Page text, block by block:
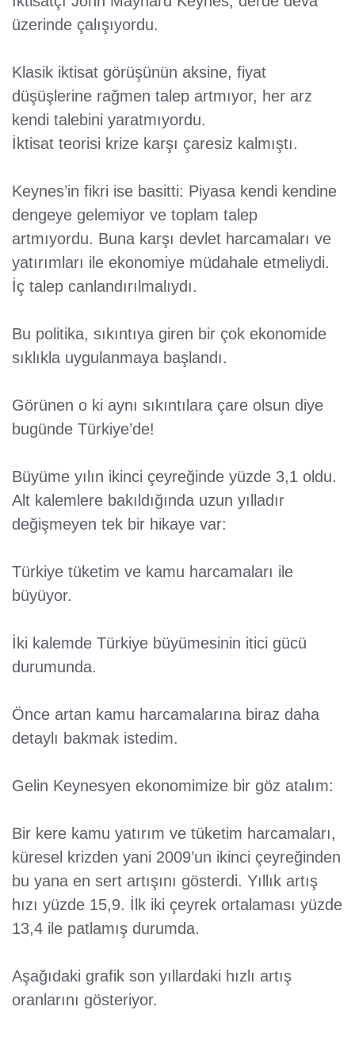
üzerinde çalışıyordu.
Klasik iktisat görüşünün aksine, fiyat
düşüşlerine rağmen talep artmıyor, her arz
kendi talebini yaratmıyordu.
İktisat teorisi krize karşı çaresiz kalmıştı.
Keynes’in fikri ise basitti: Piyasa kendi kendine
dengeye gelemiyor ve toplam talep
artmıyordu. Buna karşı devlet harcamaları ve
yatırımları ile ekonomiye müdahale etmeliydi.
İç talep canlandırılmalıydı.
Bu politika, sıkıntıya giren bir çok ekonomide
sıklıkla uygulanmaya başlandı.
Görünen o ki aynı sıkıntılara çare olsun diye
bugünde Türkiye’de!
Büyüme yılın ikinci çeyreğinde yüzde 3,1 oldu.
Alt kalemlere bakıldığında uzun yılladır
değişmeyen tek bir hikaye var:
Türkiye tüketim ve kamu harcamaları ile
büyüyor.
İki kalemde Türkiye büyümesinin itici gücü
durumunda.
Önce artan kamu harcamalarına biraz daha
detaylı bakmak istedim.
Gelin Keynesyen ekonomimize bir göz atalım:
Bir kere kamu yatırım ve tüketim harcamaları,
küresel krizden yani 2009’un ikinci çeyreğinden
bu yana en sert artışını gösterdi. Yıllık artış
hızı yüzde 15,9. İlk iki çeyrek ortalaması yüzde
13,4 ile patlamış durumda.
Aşağıdaki grafik son yıllardaki hızlı artış
oranlarını gösteriyor.